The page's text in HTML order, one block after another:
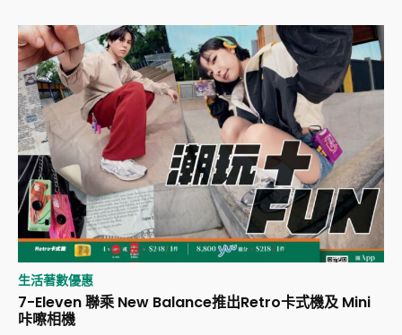
生活著數優惠
7-Eleven 聯乘 New Balance推出Retro卡式機及 Mini
咔嚓相機